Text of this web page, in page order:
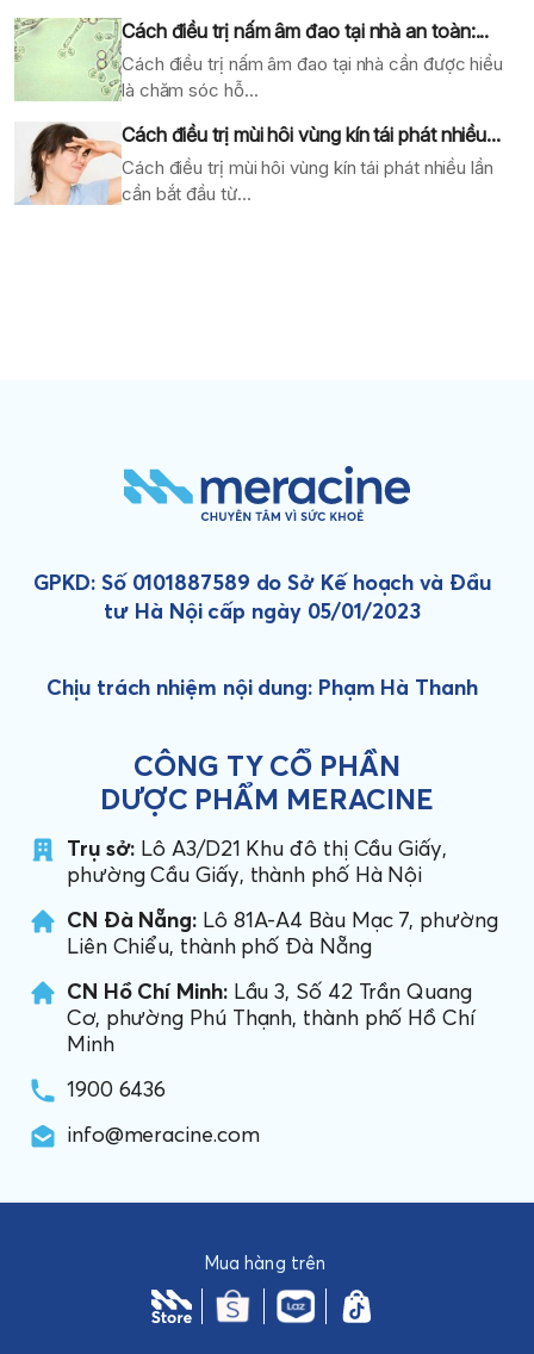
Cách điều trị nấm âm đao tại nhà an toàn:...
Cách điều trị nấm âm đao tại nhà cần được hiểu
là chăm sóc hỗ...
Cách điều trị mùi hôi vùng kín tái phát nhiều...
Cách điều trị mùi hôi vùng kín tái phát nhiều lần
cần bắt đầu từ...
GPKD: Số 0101887589 do Sở Kế hoạch và Đầu
tư Hà Nội cấp ngày 05/01/2023
Chịu trách nhiệm nội dung: Phạm Hà Thanh
CÔNG TY CỔ PHẦN
DƯỢC PHẨM MERACINE
Trụ sở: Lô A3/D21 Khu đô thị Cầu Giấy,
phường Cầu Giấy, thành phố Hà Nội
CN Đà Nẵng: Lô 81A-A4 Bàu Mạc 7, phường
Liên Chiểu, thành phố Đà Nẵng
CN Hồ Chí Minh:Lầu 3, Số 42 Trần Quang
Cơ, phường Phú Thạnh, thành phố Hồ Chí
Minh
1900 6436
info@meracine.com
Mua hàng trên